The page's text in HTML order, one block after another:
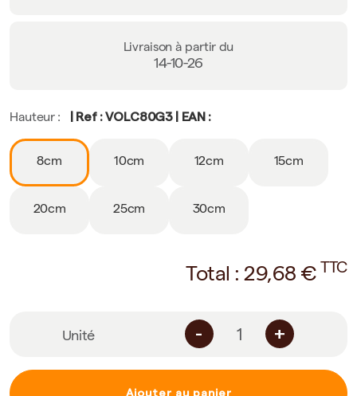
Livraison à partir du
14-10-26
Hauteur : | Ref : VOLC80G3 | EAN :
8cm 10cm 12cm 15cm
20cm 25cm 30cm
Total :29,68 € TTC
Unité - +
Ajouter au panier